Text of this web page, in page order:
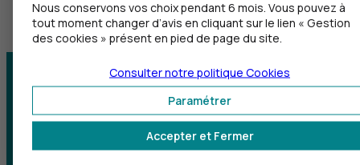
Centre d'aide Trouver une agence
Sourds et
Nous conservons vos choix pendant 6 mois. Vous pouvez à
tout moment changer d’avis en cliquant sur le lien « Gestion
des cookies » présent en pied de page du site.
Accepter et Fermer
Paramétrer
Consulter notre politique Cookies